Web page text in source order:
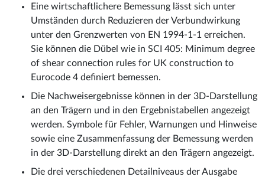
Eine wirtschaftlichere Bemessung lässt sich unter
Umständen durch Reduzieren der Verbundwirkung
unter den Grenzwerten von EN 1994-1-1 erreichen.
Sie können die Dübel wie in SCI 405: Minimum degree
of shear connection rules for UK construction to
Eurocode 4 definiert bemessen.
Die Nachweisergebnisse können in der 3D-Darstellung
an den Trägern und in den Ergebnistabellen angezeigt
werden. Symbole für Fehler, Warnungen und Hinweise
sowie eine Zusammenfassung der Bemessung werden
in der 3D-Darstellung direkt an den Trägern angezeigt.
Die drei verschiedenen Detailniveaus der Ausgabe